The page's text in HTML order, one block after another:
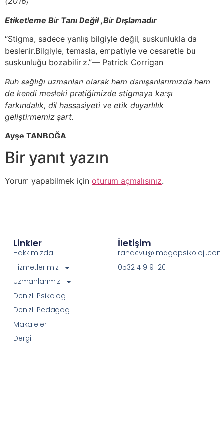
Etiketleme Bir Tanı Değil ,Bir Dışlamadır
“Stigma, sadece yanlış bilgiyle değil, suskunlukla da
beslenir.Bilgiyle, temasla, empatiyle ve cesaretle bu
suskunluğu bozabiliriz.”— Patrick Corrigan
Ruh sağlığı uzmanları olarak hem danışanlarımızda hem
de kendi mesleki pratiğimizde stigmaya karşı
farkındalık, dil hassasiyeti ve etik duyarlılık
geliştirmemiz şart.
Ayşe TANBOĞA
Bir yanıt yazın
Yorum yapabilmek için oturum açmalısınız.
Linkler
Hakkımızda
Hizmetlerimiz
Uzmanlarımız
Denizli Psikolog
Denizli Pedagog
Makaleler
Dergi
İletişim
0532 419 91 20